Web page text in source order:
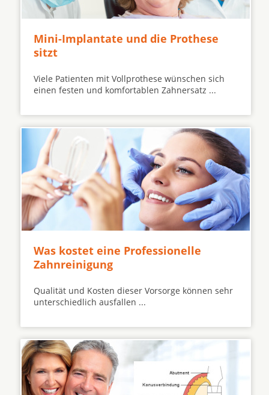
Mini-Implantate und die Prothese
sitzt
Viele Patienten mit Vollprothese wünschen sich
einen festen und komfortablen Zahnersatz ...
Was kostet eine Professionelle
Zahnreinigung
Qualität und Kosten dieser Vorsorge können sehr
unterschiedlich ausfallen ...